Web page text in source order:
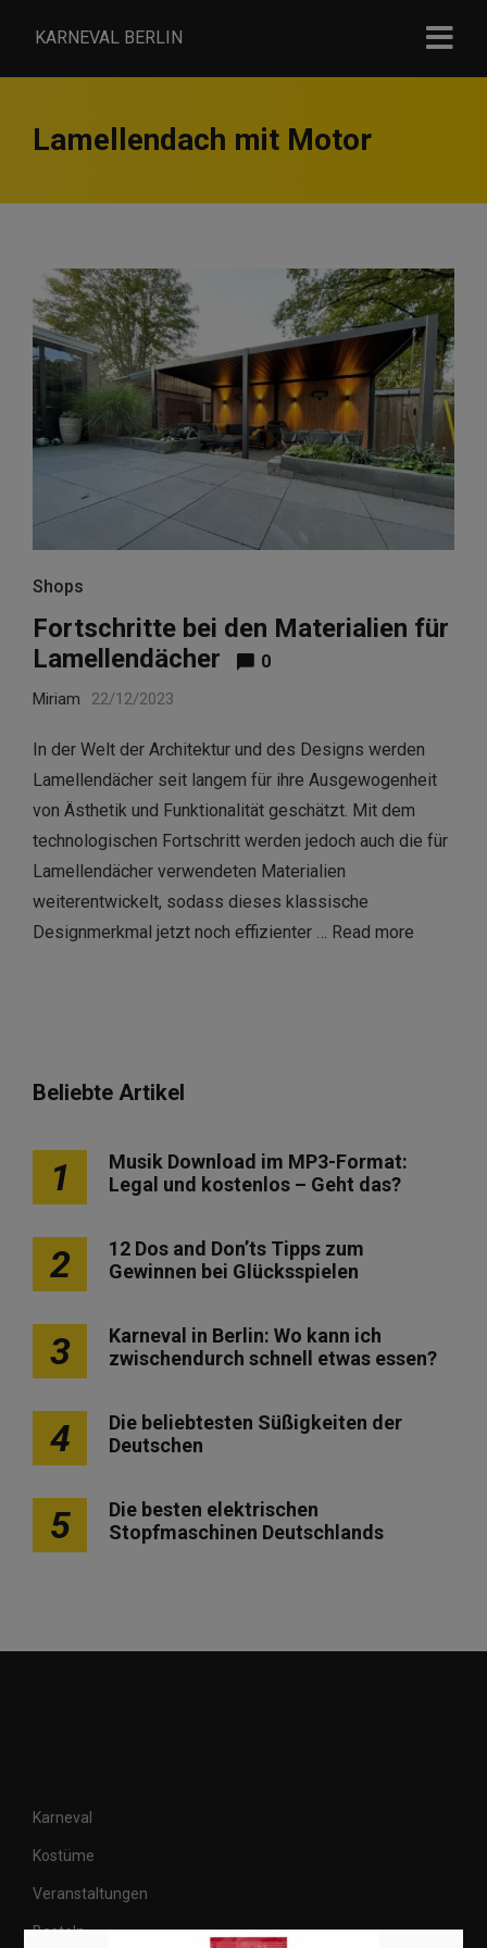
KARNEVAL BERLIN
Lamellendach mit Motor
Shops
Fortschritte bei den Materialien für
Lamellendächer
0
Miriam 22/12/2023
In der Welt der Architektur und des Designs werden
Lamellendächer seit langem für ihre Ausgewogenheit
von Ästhetik und Funktionalität geschätzt. Mit dem
technologischen Fortschritt werden jedoch auch die für
Lamellendächer verwendeten Materialien
weiterentwickelt, sodass dieses klassische
Designmerkmal jetzt noch effizienter … Read more
Beliebte Artikel
1
Musik Download im MP3-Format:
Legal und kostenlos – Geht das?
2
12 Dos and Don’ts Tipps zum
Gewinnen bei Glücksspielen
3
Karneval in Berlin: Wo kann ich
zwischendurch schnell etwas essen?
4
Die beliebtesten Süßigkeiten der
Deutschen
5
Die besten elektrischen
Stopfmaschinen Deutschlands
Karneval
Kostüme
Veranstaltungen
Basteln